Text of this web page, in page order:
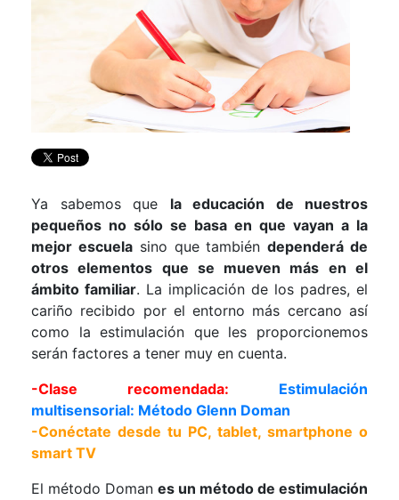
Ya sabemos que la educación de nuestros
pequeños no sólo se basa en que vayan a la
mejor escuelasino que tambiéndependerá de
otros elementos que se mueven más en el
ámbito familiar. La implicación de los padres, el
cariño recibido por el entorno más cercano así
como la estimulación que les proporcionemos
serán factores a tener muy en cuenta.
-Clase recomendada: Estimulación
multisensorial: Método Glenn Doman
-Conéctate desde tu PC, tablet, smartphone o
smart TV
El método Doman es un método de estimulación